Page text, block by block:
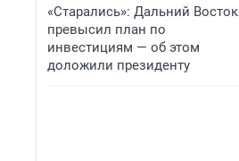
«Старались»: Дальний Восток
превысил план по
инвестициям — об этом
доложили президенту